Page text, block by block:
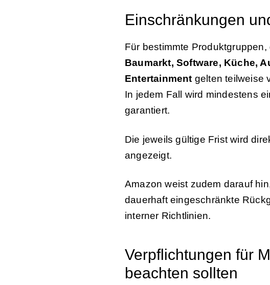
Einschränkungen
Für bestimmte Produktgruppen,
Baumarkt, Software, Küche,
Entertainment gelten teilweise
In jedem Fall wird mindestens
garantiert.
Die jeweils gültige Frist wird
angezeigt.
Amazon weist zudem darauf
dauerhaft eingeschränkte
interner Richtlinien.
Verpflichtungen für
beachten sollten